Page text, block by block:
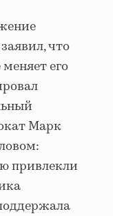
что
его
Марк
привлекли